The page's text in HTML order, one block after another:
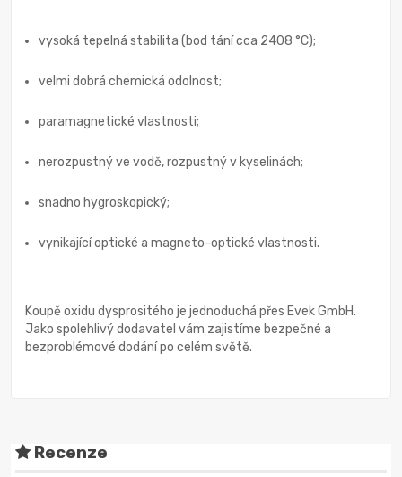
vysoká tepelná stabilita (bod tání cca 2408 °C);
velmi dobrá chemická odolnost;
paramagnetické vlastnosti;
nerozpustný ve vodě, rozpustný v kyselinách;
snadno hygroskopický;
vynikající optické a magneto-optické vlastnosti.
Koupě oxidu dysprositého je jednoduchá přes Evek GmbH.
Jako spolehlivý dodavatel vám zajistíme bezpečné a
bezproblémové dodání po celém světě.
Recenze